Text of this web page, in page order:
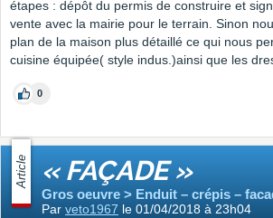
étapes : dépôt du permis de construire et
vente avec la mairie pour le terrain. Sinon
plan de la maison plus détaillé ce qui nous
cuisine équipée( style indus.)ainsi que les
0
Article « FAÇADE »
Gros oeuvre > Enduit – crépis –
Par veto1967 le 01/04/2018 à 23h04